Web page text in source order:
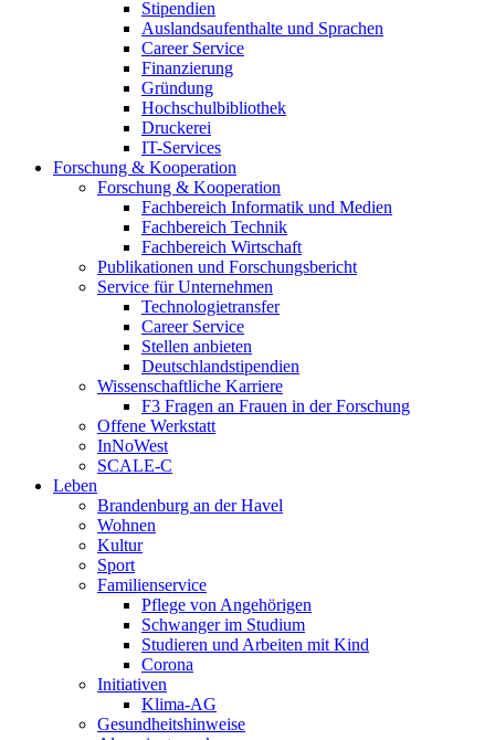
Stipendien
Auslandsaufenthalte und Sprachen
Career Service
Finanzierung
Gründung
Hochschulbibliothek
Druckerei
IT-Services
Forschung & Kooperation
Forschung & Kooperation
Fachbereich Informatik und Medien
Fachbereich Technik
Fachbereich Wirtschaft
Publikationen und Forschungsbericht
Service für Unternehmen
Technologietransfer
Career Service
Stellen anbieten
Deutschlandstipendien
Wissenschaftliche Karriere
F3 Fragen an Frauen in der Forschung
Offene Werkstatt
InNoWest
SCALE-C
Leben
Brandenburg an der Havel
Wohnen
Kultur
Sport
Familienservice
Pflege von Angehörigen
Schwanger im Studium
Studieren und Arbeiten mit Kind
Corona
Initiativen
Klima-AG
Gesundheitshinweise